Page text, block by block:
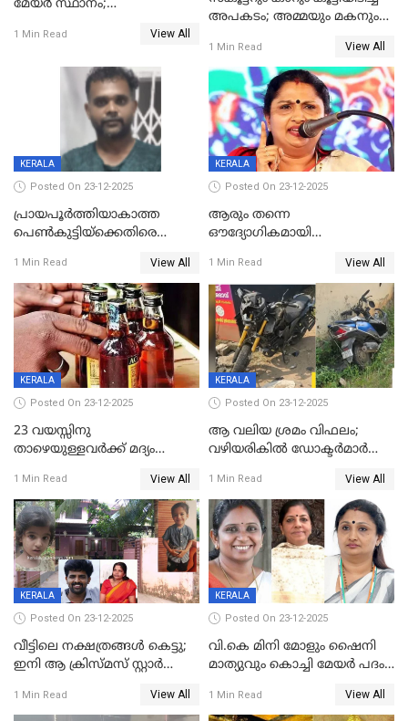
മേയര്‍ സ്ഥാനം;
രൂക്ഷം
1 Min Read View All
അപകടം; അമ്മയും മകനും
ഗുരുതരാവസ്ഥയിൽ
1 Min Read View All
KERALA
Posted On 23-12-2025
പ്രായപൂർത്തിയാകാത്ത
പെൺകുട്ടിയ്ക്കെതിരെ
59 വർഷം തടവും 90,൦൦൦ രൂപ
പിഴയും ശിക്ഷ
1 Min Read View All
KERALA
Posted On 23-12-2025
ആരും തന്നെ
ഔദ്യോഗികമായി
കണ്ടെത്താൻ ഇന്ന് കോർ
കമ്മിറ്റി കൂടിയില്ല';
അതൃപ്തിയുമായി ദീപ്തി മേരി
വർഗീസ്
1 Min Read View All
KERALA
Posted On 23-12-2025
23 വയസ്സിനു
താഴെയുള്ളവർക്ക് മദ്യം
നടപടി;സ്ഥാപനങ്ങൾക്കെതിരെ
രണ്ട് കേസുകൾ
1 Min Read View All
KERALA
Posted On 23-12-2025
ആ വലിയ ശ്രമം വിഫലം;
വഴിയരികില്‍ ‌ഡോക്ടര്‍മാര്‍
മരണത്തിന് കീഴടങ്ങി
1 Min Read View All
KERALA
Posted On 23-12-2025
വീട്ടിലെ നക്ഷത്രങ്ങൾ കെട്ടു;
ഇനി ആ ക്രിസ്മസ് സ്റ്റാർ
വേണ്ടിയുള്ള
1 Min Read View All
KERALA
Posted On 23-12-2025
വി.കെ മിനി മോളും ഷൈനി
മാത്യുവും കൊച്ചി മേയർ പദം
മേയറാകില്ല
1 Min Read View All